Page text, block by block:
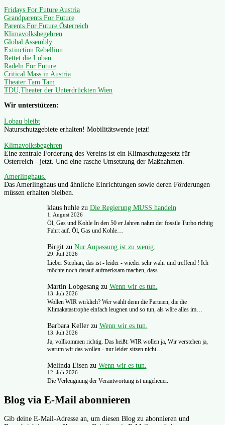
Fridays For Future Austria
Grandparents For Future
Parents For Future Österreich
Klimavolksbegehren
Global Assembly
Extinction Rebellion
Rettet die Lobau
Radeln For Future
Critical Mass in Austria
Theater Tam Tam
TDU,Theater der Unterdrückten Wien
Wir unterstützen:
Lobau bleibt
Naturschutzgebiete erhalten! Mobilitätswende jetzt!
Klimavolksbegehren
Eine zentrale Forderung des Vereins ist ein Klimaschutzgesetz für
Österreich - jetzt. Und eine rasche Umsetzung der Maßnahmen.
Amerlinghaus.
Das Amerlinghaus und ähnliche Einrichtungen sowie deren Förderungen
müssen erhalten bleiben.
klaus huhlezu Die Regierung MUSS handeln
1. August 2026
Öl, Gas und Kohle In den 50 er Jahren nahm der fossile Turbo richtig
Fahrt auf. Öl, Gas und Kohle…
Birgitzu Nur Anpassung ist zu wenig.
29. Juli 2026
Lieber Stephan, das ist - leider - wieder sehr wahr und treffend ! Ich
möchte noch darauf aufmerksam machen, dass…
Martin Lobgesangzu Wenn wir es tun.
13. Juli 2026
Wollen WIR wirklich? Wer wählt denn die Parteien, die die
Klimakatastrophe einfach leugnen und so tun, als wäre alles im…
Barbara Kellerzu Wenn wir es tun.
13. Juli 2026
Ja, vollkommen richtig. Das heißt: WIR wollen ja, Wir verstehen ja,
warum wir das wollen - nur leider sitzen nicht…
Melinda Eisen zu Wenn wir es tun.
12. Juli 2026
Die Verleugnung der Verantwortung ist ungeheuer.
Blog via E-Mail abonnieren
Gib deine E-Mail-Adresse an, um diesen Blog zu abonnieren und